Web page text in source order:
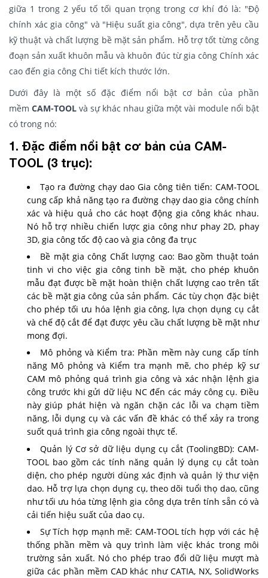
giữa 1 trong 2 yếu tố tối quan trọng trong cơ khí đó là: "Độ
chính xác gia công" và "Hiệu suất gia công", dựa trên yêu cầu
kỹ thuật và chất lượng bề mặt sản phẩm. Hỗ trợ tốt từng công
đoạn sản xuất khuôn mẫu và khuôn đúc từ gia công Chính xác
cao đến gia công Chi tiết kích thước lớn.
Dưới đây là một số đặc điểm nổi bật cơ bản của phần
mềm CAM-TOOL và sự khác nhau giữa một vài module nổi bật
có trong nó:
1. Đặc điểm nổi bật cơ bản của CAM-
TOOL (3 trục):
Tạo ra đường chạy dao Gia công tiên tiến: CAM-TOOL
cung cấp khả năng tạo ra đường chạy dao gia công chính
xác và hiệu quả cho các hoạt động gia công khác nhau.
Nó hỗ trợ nhiều chiến lược gia công như phay 2D, phay
3D, gia công tốc độ cao và gia công đa trục
Bề mặt gia công Chất lượng cao: Bao gồm thuật toán
tinh vi cho việc gia công tinh bề mặt, cho phép khuôn
mẫu đạt được bề mặt hoàn thiện chất lượng cao trên tất
các bề mặt gia công của sản phẩm. Các tùy chọn đặc biệt
cho phép tối ưu hóa lệnh gia công, lựa chọn dụng cụ cắt
và chế độ cắt để đạt được yêu cầu chất lượng bề mặt như
mong đợi.
Mô phỏng và Kiểm tra: Phần mềm này cung cấp tính
năng Mô phỏng và Kiểm tra mạnh mẽ, cho phép kỹ sư
CAM mô phỏng quá trình gia công và xác nhận lệnh gia
công trước khi gửi dữ liệu NC đến các máy công cụ. Điều
này giúp phát hiện và ngăn chặn các lỗi va chạm tiềm
năng, lỗi dụng cụ và các vấn đề khác có thể xảy ra trong
suốt quá trình gia công ngoài thực tế.
Quản lý Cơ sở dữ liệu dụng cụ cắt (ToolingBD): CAM-
TOOL bao gồm các tính năng quản lý dụng cụ cắt toàn
diện, cho phép người dùng xác định và quản lý thư viện
dao. Hỗ trợ lựa chọn dụng cụ, theo dõi tuổi thọ dao, cũng
như tối ưu hóa từng lệnh gia công dựa trên tính sẵn có và
cải tiến hiệu suất của dao cụ.
Sự Tích hợp mạnh mẽ: CAM-TOOL tích hợp với các hệ
thống phần mềm và quy trình làm việc khác trong môi
trường sản xuất. Nó cho phép trao đổi dữ liệu mượt mà
giữa các phần mềm CAD khác như CATIA, NX, SolidWorks